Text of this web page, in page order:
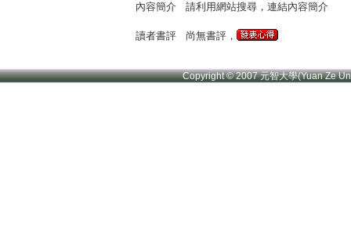
內容簡介 請利用網站搜尋，連結內容簡介
讀者書評 尚無書評，
Copyright © 2007 元智大學(Yuan Ze